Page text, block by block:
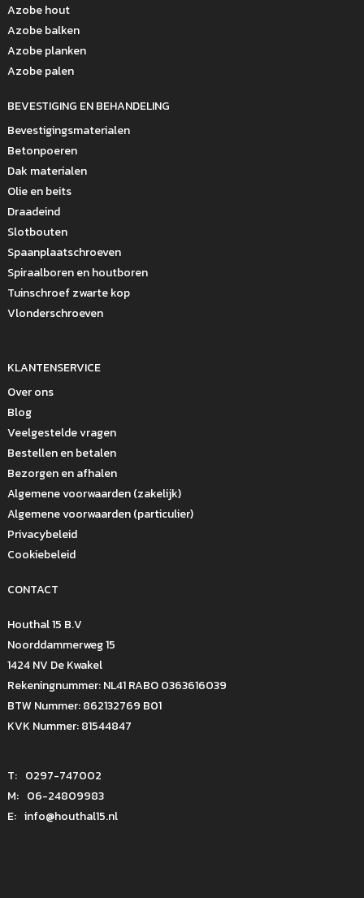
Azobe hout
Azobe balken
Azobe planken
Azobe palen
BEVESTIGING EN BEHANDELING
Bevestigingsmaterialen
Betonpoeren
Dak materialen
Olie en beits
Draadeind
Slotbouten
Spaanplaatschroeven
Spiraalboren en houtboren
Tuinschroef zwarte kop
Vlonderschroeven
KLANTENSERVICE
Over ons
Blog
Veelgestelde vragen
Bestellen en betalen
Bezorgen en afhalen
Algemene voorwaarden (zakelijk)
Algemene voorwaarden (particulier)
Privacybeleid
Cookiebeleid
CONTACT
Houthal 15 B.V
Noorddammerweg 15
1424 NV De Kwakel
Rekeningnummer: NL41 RABO 0363616039
BTW Nummer: 862132769 B01
KVK Nummer: 81544847
T: 0297-747002
M: 06-24809983
E: info@houthal15.nl